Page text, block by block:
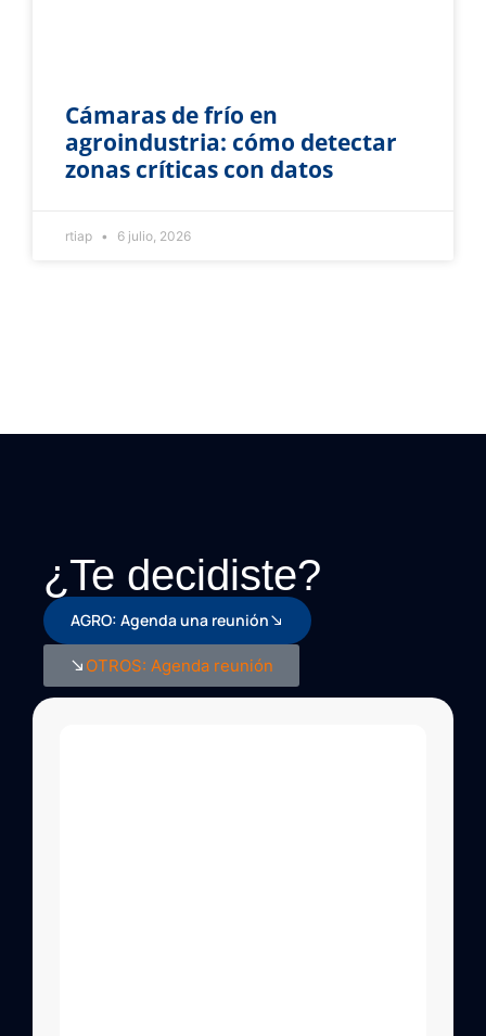
Cámaras de frío en
agroindustria: cómo detectar
zonas críticas con datos
rtiap 6 julio, 2026
¿Te decidiste?
AGRO: Agenda una reunión
OTROS: Agenda reunión